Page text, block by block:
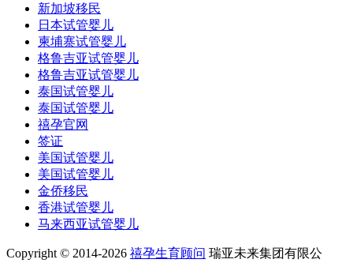
新加坡移民
日本试管婴儿
柬埔寨试管婴儿
格鲁吉亚试管婴儿
格鲁吉亚试管婴儿
泰国试管婴儿
泰国试管婴儿
禧孕官网
签证
美国试管婴儿
美国试管婴儿
金侨移民
香港试管婴儿
马来西亚试管婴儿
Copyright © 2014-2026 禧孕生育顾问 瑞亚未来集团有限公